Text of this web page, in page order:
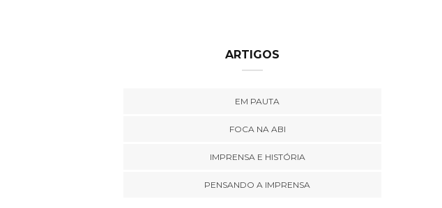
ARTIGOS
EM PAUTA
FOCA NA ABI
IMPRENSA E HISTÓRIA
PENSANDO A IMPRENSA